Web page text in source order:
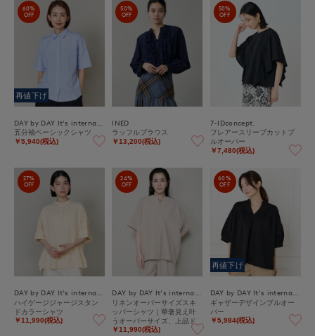
60%
OFF
再値下げ
五分袖ベーシックシャツ
￥5,940(税込)
50%
OFF
INED
ラッフルブラウス
￥13,200(税込)
50%
OFF
7-IDconcept.
フレアースリーブカットプ
ルオーバー
￥7,480(税込)
27%
OFF
ハイゲージジャージスタン
ドカラーシャツ
￥11,990(税込)
24%
OFF
リネンオーバーサイズスキ
ッパーシャツ｜華奢見え叶
うオーバーサイズ、上品ド
レープの綿麻シャツ
￥11,990(税込)
60%
OFF
再値下げ
ギャザーデザインプルオー
バー
￥5,984(税込)